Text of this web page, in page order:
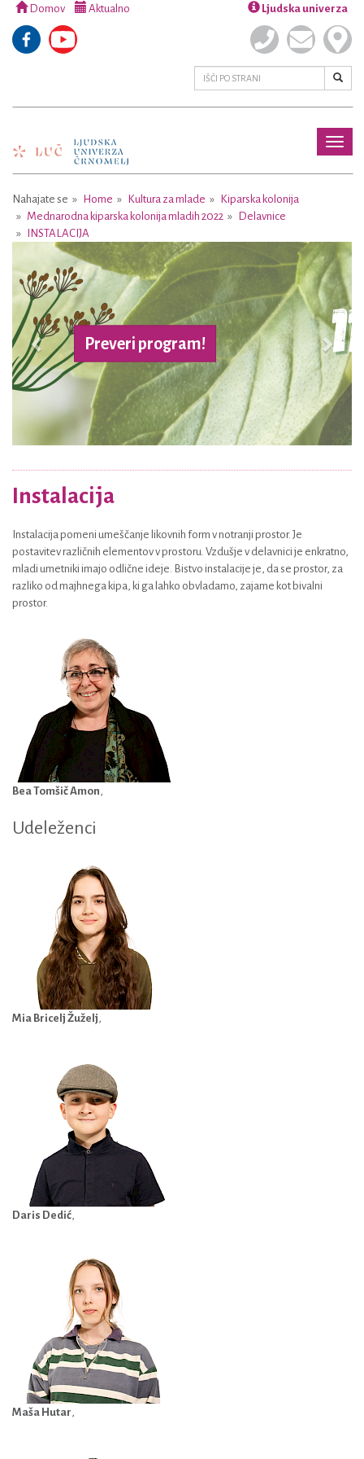
Domov Aktualno Ljudska univerza
Nahajate se Home Kultura za mlade
Kiparska kolonija
Mednarodna kiparska kolonija mladih 2022
Delavnice
INSTALACIJA
Preveri program!
Previous Next
Instalacija
Instalacija pomeni umeščanje likovnih form v notranji prostor. Je
postavitev različnih elementov v prostoru. Vzdušje v delavnici je enkratno,
mladi umetniki imajo odlične ideje. Bistvo instalacije je, da se prostor, za
razliko od majhnega kipa, ki ga lahko obvladamo, zajame kot bivalni
prostor.
Bea Tomšič Amon,
Udeleženci
Mia Bricelj Žuželj,
Daris Dedić,
Maša Hutar,